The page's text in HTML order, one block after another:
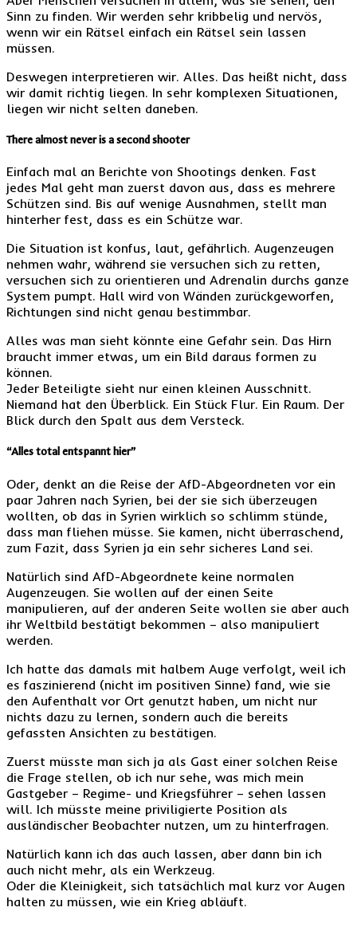
Sinn zu finden. Wir werden sehr kribbelig und nervös,
wenn wir ein Rätsel einfach ein Rätsel sein lassen
müssen.
Deswegen interpretieren wir. Alles. Das heißt nicht, dass
wir damit richtig liegen. In sehr komplexen Situationen,
liegen wir nicht selten daneben.
There almost never is a second shooter
Einfach mal an Berichte von Shootings denken. Fast
jedes Mal geht man zuerst davon aus, dass es mehrere
Schützen sind. Bis auf wenige Ausnahmen, stellt man
hinterher fest, dass es ein Schütze war.
Die Situation ist konfus, laut, gefährlich. Augenzeugen
nehmen wahr, während sie versuchen sich zu retten,
versuchen sich zu orientieren und Adrenalin durchs ganze
System pumpt. Hall wird von Wänden zurückgeworfen,
Richtungen sind nicht genau bestimmbar.
Alles was man sieht könnte eine Gefahr sein. Das Hirn
braucht immer etwas, um ein Bild daraus formen zu
können.
Jeder Beteiligte sieht nur einen kleinen Ausschnitt.
Niemand hat den Überblick. Ein Stück Flur. Ein Raum. Der
Blick durch den Spalt aus dem Versteck.
“Alles total entspannt hier”
Oder, denkt an die Reise der AfD-Abgeordneten vor ein
paar Jahren nach Syrien, bei der sie sich überzeugen
wollten, ob das in Syrien wirklich so schlimm stünde,
dass man fliehen müsse. Sie kamen, nicht überraschend,
zum Fazit, dass Syrien ja ein sehr sicheres Land sei.
Natürlich sind AfD-Abgeordnete keine normalen
Augenzeugen. Sie wollen auf der einen Seite
manipulieren, auf der anderen Seite wollen sie aber auch
ihr Weltbild bestätigt bekommen – also manipuliert
werden.
Ich hatte das damals mit halbem Auge verfolgt, weil ich
es faszinierend (nicht im positiven Sinne) fand, wie sie
den Aufenthalt vor Ort genutzt haben, um nicht nur
nichts dazu zu lernen, sondern auch die bereits
gefassten Ansichten zu bestätigen.
Zuerst müsste man sich ja als Gast einer solchen Reise
die Frage stellen, ob ich nur sehe, was mich mein
Gastgeber – Regime- und Kriegsführer – sehen lassen
will. Ich müsste meine priviligierte Position als
ausländischer Beobachter nutzen, um zu hinterfragen.
Natürlich kann ich das auch lassen, aber dann bin ich
auch nicht mehr, als ein Werkzeug.
Oder die Kleinigkeit, sich tatsächlich mal kurz vor Augen
halten zu müssen, wie ein Krieg abläuft.